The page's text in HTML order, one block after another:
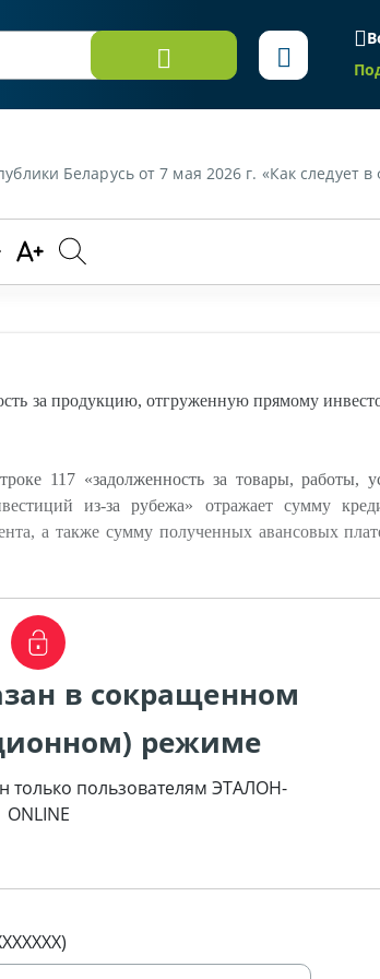
(инвест) отражать задолженность за продукцию, отгруженную прямому инвестору-
за продукцию, отгруженную прямому
117 «задолженность за товары, работы,
из-за рубежа» отражает сумму
а также сумму полученных авансовых
в сокращенном
режиме
только пользователям ЭТАЛОН-
ONLINE